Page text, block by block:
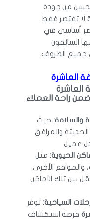
من جودة
لا تقتصر فقط
أساسي في
السائقون
جميع الظروف.
العاشرة
راحة العملاء
والسلامة: حيث
والمرافق
عميل.
الحيوية: مثل
والمواقع الأخرى
بين تلك الأماكن
السياحية: توفر
فرصة استكشاف